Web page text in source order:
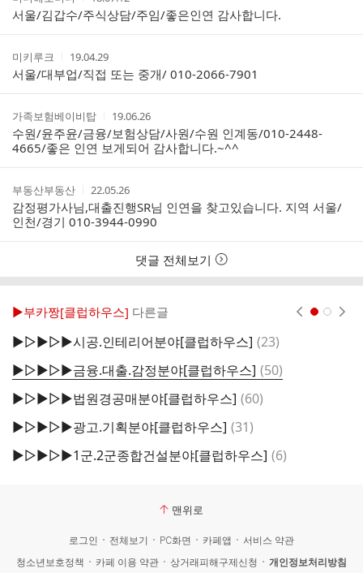
성
자
성
시
간
서울/김갑수/주식상담/주임/좋은인연 감사합니다.
작
성
자
미키루크
작
성
시
간
19.04.29
서울/대부업/직접 또는 중개/ 010-2066-7901
작
성
자
가족보험베이비탑
작
성
시
간
19.06.26
수원/윤주윤/금융/보험상담/사원/수원 인계동/010-2448-
4665/좋은 인연 보게되어 감사합니다.~^^
작
성
자
부동산부동산
작
성
시
간
22.05.26
감정평가사님,대출진행SR님 인연을 찾고있습니다. 지역 서울/
인천/경기 010-3944-0990
댓글 전체보기
▶부카짱[클럽하우스] 다른글
▶▷▶▷▶시공.인테리어분야[클럽하우스] 댓
(23)
▶▷▶▷▶금융.대출.감정분야[클럽하우스] 댓
글
(50)
▶▷▶▷▶법원경공매분야[클럽하우스] 댓
(60)
▶▷▶▷▶광고.기획분야[클럽하우스] 댓
(31)
▶▷▶▷▶1군.2군종합건설분야[클럽하우스] 댓
(6)
맨위로
로그인 전체보기 PC화면 카페앱
서비스 약관
청소년보호정책
카페 이용 약관 상거래피해구제신청 개인정보처리방침